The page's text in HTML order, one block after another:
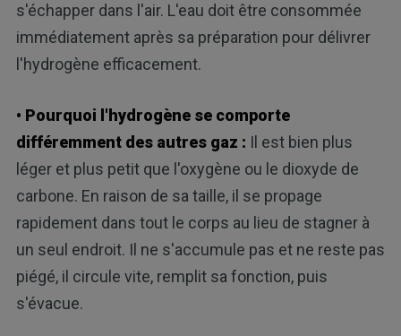
s'échapper dans l'air. L'eau doit être consommée
immédiatement après sa préparation pour délivrer
l'hydrogène efficacement.
• Pourquoi l'hydrogène se comporte
différemment des autres gaz : Il est bien plus
léger et plus petit que l'oxygène ou le dioxyde de
carbone. En raison de sa taille, il se propage
rapidement dans tout le corps au lieu de stagner à
un seul endroit. Il ne s'accumule pas et ne reste pas
piégé, il circule vite, remplit sa fonction, puis
s'évacue.